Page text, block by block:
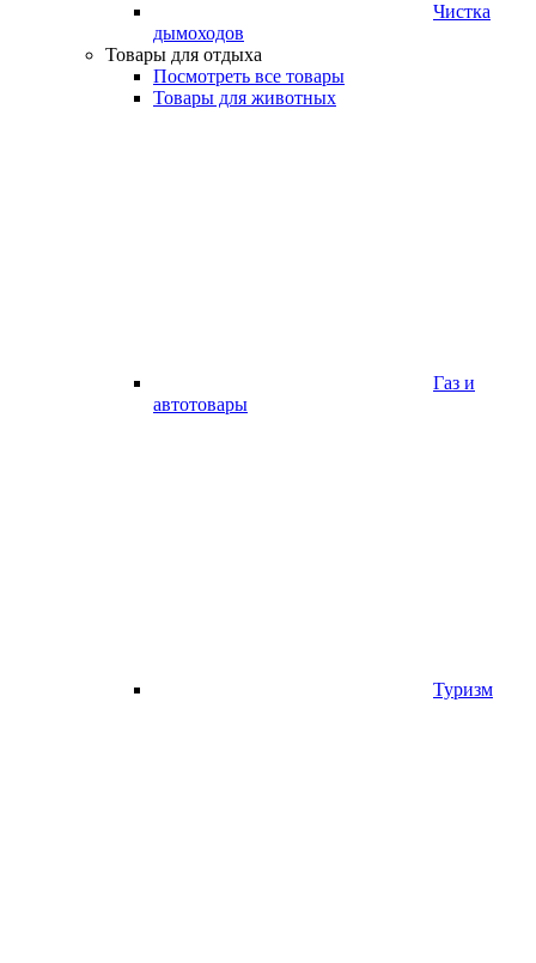
Чистка
дымоходов
Товары для отдыха
Посмотреть все товары
Товары для животных
Газ и
автотовары
Туризм